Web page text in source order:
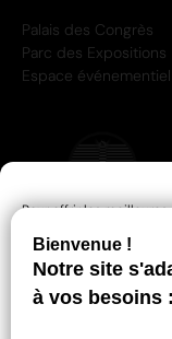
Pour offrir les
telles que les cookies
appareils. Le fait de
traiter des données
uniques sur ce site. Le
consentement peut
Palais des Congrès
Parc des Expositions
Espace